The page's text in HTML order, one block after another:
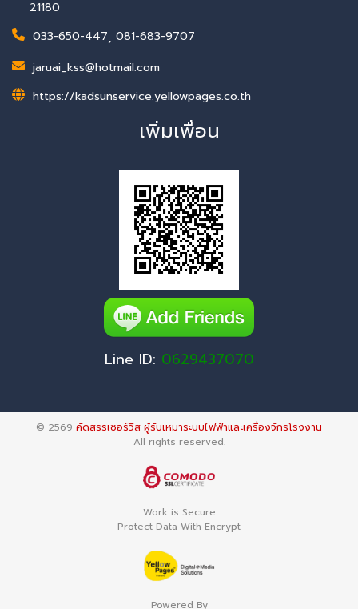
21180
033-650-447, 081-683-9707
jaruai_kss@hotmail.com
https://kadsunservice.yellowpages.co.th
เพิ่มเพื่อน
Line ID: 0629437070
© 2569 คัดสรรเซอร์วิส ผู้รับเหมาระบบไฟฟ้าและเครื่องจักรโรงงาน
All rights reserved.
Work is Secure
Protect Data With Encrypt
Powered By